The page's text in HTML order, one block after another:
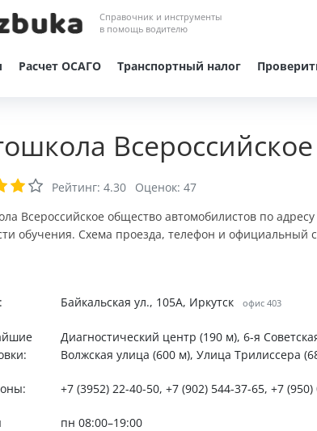
Справочник и инструменты
в помощь водителю
Расчет ОСАГО Транспортный налог
Рейтинг: 4.30 Оценок: 47
Всероссийское общество автомобилистов по
обучения. Схема проезда, телефон и официальный
Байкальская ул., 105А, Иркутск офис 403
Диагностический центр (190 м), 6-я
Волжская улица (600 м), Улица Трилиссера
+7 (3952) 22-40-50, +7 (902) 544-37-65, +7
пн 08:00–19:00